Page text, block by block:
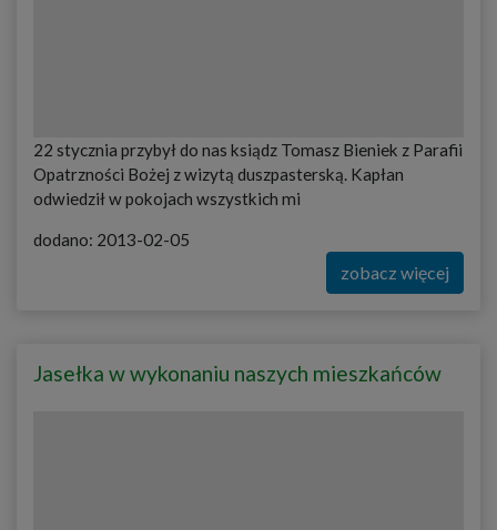
22 stycznia przybył do nas ksiądz Tomasz Bieniek z Parafii
Opatrzności Bożej z wizytą duszpasterską. Kapłan
odwiedził w pokojach wszystkich mi
dodano: 2013-02-05
zobacz więcej
Jasełka w wykonaniu naszych mieszkańców